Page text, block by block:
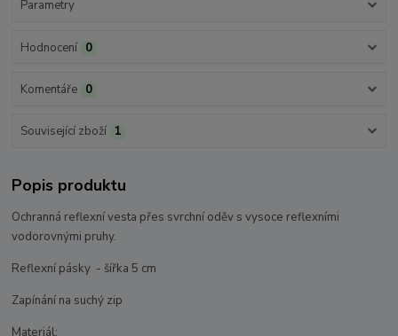
Parametry
Hodnocení 0
Komentáře 0
Související zboží 1
Popis produktu
Ochranná reflexní vesta přes svrchní oděv s vysoce reflexními
vodorovnými pruhy.
Reflexní pásky - šířka 5 cm
Zapínání na suchý zip
Materiál: